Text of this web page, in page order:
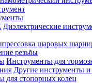
Диэлектрические
шаровых
резьбы
Инструменты для
Другие инструменты
стопорных колец